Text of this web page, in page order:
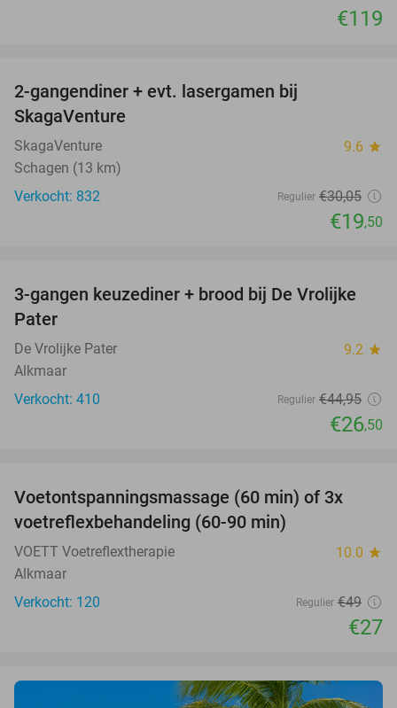
€119
2-gangendiner + evt. lasergamen bij
SkagaVenture
SkagaVenture 9.6 star
Schagen (13 km)
Verkocht: 832
Regulier €30,05
€19,50
41%
3-gangen keuzediner + brood bij De Vrolijke
Pater
De Vrolijke Pater 9.2 star
Alkmaar
Verkocht: 410
Regulier €44,95
€26,50
45%
OUT
Voetontspanningsmassage (60 min) of 3x
voetreflexbehandeling (60-90 min)
VOETT Voetreflextherapie 10.0 star
Alkmaar
Verkocht: 120
Regulier €49
€27